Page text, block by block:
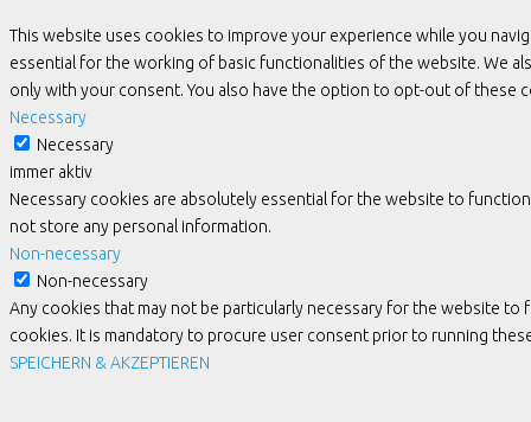
This website uses cookies to improve your experience while you
essential for the working of basic functionalities of the website. We
only with your consent. You also have the option to opt-out of these
Necessary
Necessary
immer aktiv
Necessary cookies are absolutely essential for the website to
not store any personal information.
Non-necessary
Non-necessary
Any cookies that may not be particularly necessary for the website
cookies. It is mandatory to procure user consent prior to running
SPEICHERN & AKZEPTIEREN